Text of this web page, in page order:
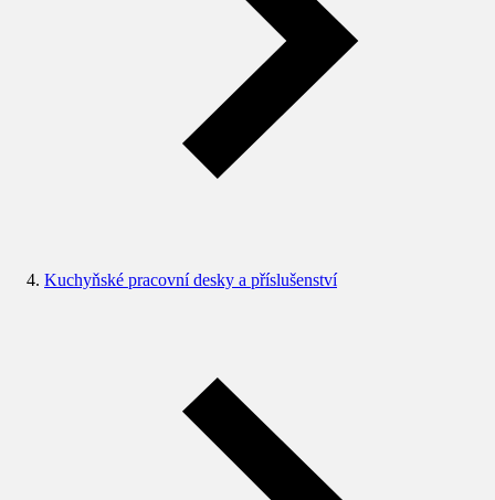
Kuchyňské pracovní desky a příslušenství